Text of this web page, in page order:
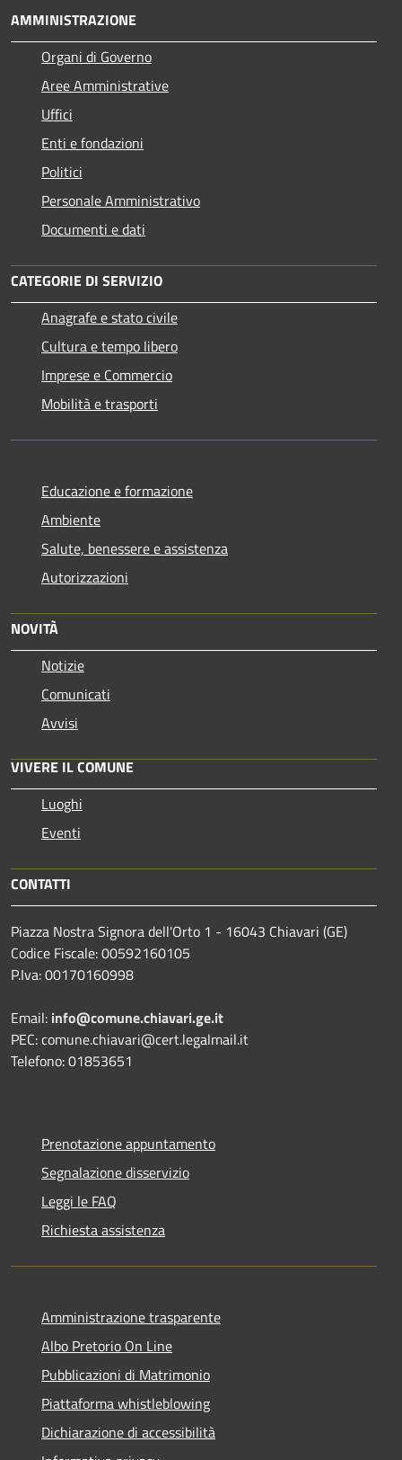
AMMINISTRAZIONE
Organi di Governo
Aree Amministrative
Uffici
Enti e fondazioni
Politici
Personale Amministrativo
Documenti e dati
CATEGORIE DI SERVIZIO
Anagrafe e stato civile
Cultura e tempo libero
Imprese e Commercio
Mobilità e trasporti
Educazione e formazione
Ambiente
Salute, benessere e assistenza
Autorizzazioni
NOVITÀ
Notizie
Comunicati
Avvisi
VIVERE IL COMUNE
Luoghi
Eventi
CONTATTI
Piazza Nostra Signora dell'Orto 1 - 16043 Chiavari (GE)
Codice Fiscale: 00592160105
P.Iva: 00170160998
Email: info@comune.chiavari.ge.it
PEC: comune.chiavari@cert.legalmail.it
Telefono: 01853651
Prenotazione appuntamento
Segnalazione disservizio
Leggi le FAQ
Richiesta assistenza
Amministrazione trasparente
Albo Pretorio On Line
Pubblicazioni di Matrimonio
Piattaforma whistleblowing
Dichiarazione di accessibilità